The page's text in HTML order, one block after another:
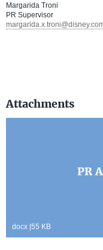
Margarida Troni
PR Supervisor
Attachments
PR
docx |55 KB